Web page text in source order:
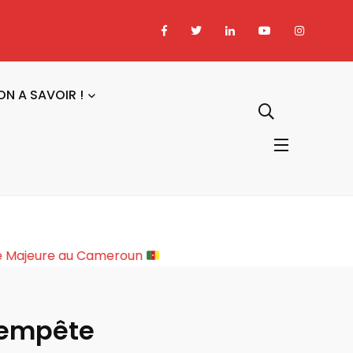
A SAVOIR !
Sociopolitique Majeure au Cameroun